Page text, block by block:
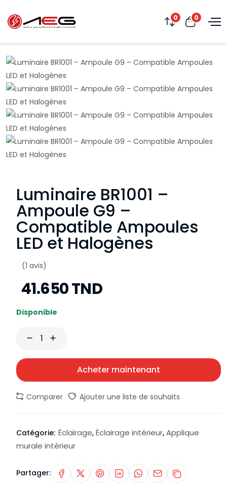
0 0
Luminaire BR1001 –
Ampoule G9 –
Compatible Ampoules
LED et Halogènes
(1 avis)
41.650 TND
Disponible
Acheter maintenant
Comparer Ajouter une liste de souhaits
Catégorie: Éclairage, Éclairage intérieur, Applique
murale intérieur
Partager: